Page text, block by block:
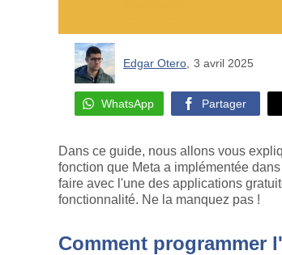
Edgar Otero 3 avril 2025
WhatsApp Partager
Dans ce guide, nous allons vous
fonction que Meta a implémentée
faire avec l'une des applications
fonctionnalité. Ne la manquez pas !
Comment programmer